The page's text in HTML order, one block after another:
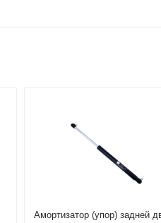
Амортизатор (упор) задней